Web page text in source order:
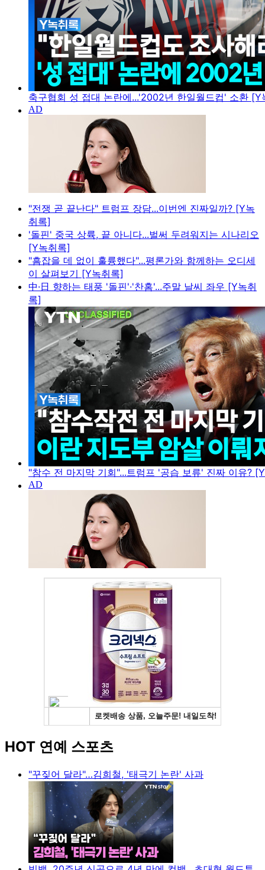
축구협회 성 접대 논란에...'2002년 한일월드컵' 소환 [Y
"전쟁 곧 끝난다" 트럼프 장담...이번엔 진짜일까? [Y녹
취록]
'돌핀' 중국 상륙, 끝 아니다...벌써 두려워지는 시나리오
[Y녹취록]
"흠잡을 데 없이 훌륭했다"...평론가와 함께하는 오디세
이 살펴보기 [Y녹취록]
中·日 향하는 태풍 '돌핀'·'찬홈'...주말 날씨 좌우 [Y녹취
록]
"참수 전 마지막 기회"...트럼프 '공습 보류' 진짜 이유?
HOT 연예 스포츠
"꾸짖어 달라"…김희철, '태극기 논란' 사과